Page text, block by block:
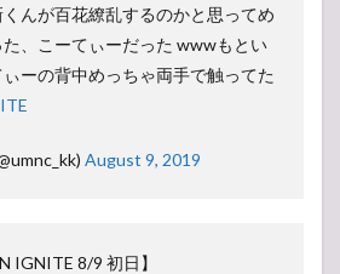
んが百花繚乱するのかと思ってめ
た、こーてぃーだった wwwもとい
ぃーの背中めっちゃ両手で触ってた
August 9, 2019
IGNITE 8/9 初日】